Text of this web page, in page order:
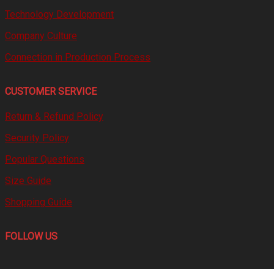
Technology Development
Company Culture
Connection in Production Process
CUSTOMER SERVICE
Return & Refund Policy
Security Policy
Popular Questions
Size Guide
Shopping Guide
FOLLOW US